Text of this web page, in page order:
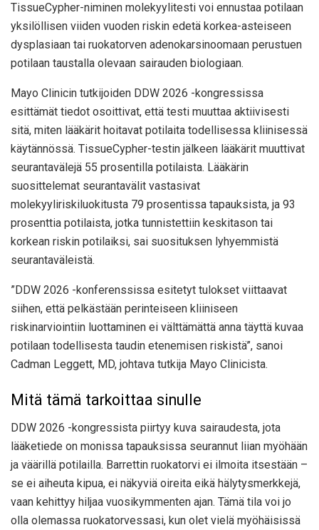
TissueCypher-niminen molekyylitesti voi ennustaa potilaan
yksilöllisen viiden vuoden riskin edetä korkea-asteiseen
dysplasiaan tai ruokatorven adenokarsinoomaan perustuen
potilaan taustalla olevaan sairauden biologiaan.
Mayo Clinicin tutkijoiden DDW 2026 -kongressissa
esittämät tiedot osoittivat, että testi muuttaa aktiivisesti
sitä, miten lääkärit hoitavat potilaita todellisessa kliinisessä
käytännössä. TissueCypher-testin jälkeen lääkärit muuttivat
seurantavälejä 55 prosentilla potilaista. Lääkärin
suosittelemat seurantavälit vastasivat
molekyyliriskiluokitusta 79 prosentissa tapauksista, ja 93
prosenttia potilaista, jotka tunnistettiin keskitason tai
korkean riskin potilaiksi, sai suosituksen lyhyemmistä
seurantaväleistä.
”DDW 2026 -konferenssissa esitetyt tulokset viittaavat
siihen, että pelkästään perinteiseen kliiniseen
riskinarviointiin luottaminen ei välttämättä anna täyttä kuvaa
potilaan todellisesta taudin etenemisen riskistä”, sanoi
Cadman Leggett, MD, johtava tutkija Mayo Clinicista.
Mitä tämä tarkoittaa sinulle
DDW 2026 -kongressista piirtyy kuva sairaudesta, jota
lääketiede on monissa tapauksissa seurannut liian myöhään
ja väärillä potilailla. Barrettin ruokatorvi ei ilmoita itsestään –
se ei aiheuta kipua, ei näkyviä oireita eikä hälytysmerkkejä,
vaan kehittyy hiljaa vuosikymmenten ajan. Tämä tila voi jo
olla olemassa ruokatorvessasi, kun olet vielä myöhäisissä